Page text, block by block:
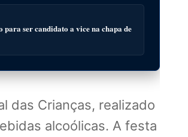
ser candidato a vice na chapa de
das Crianças, realizado
alcoólicas. A festa